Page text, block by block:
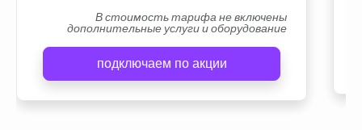
В стоимость тарифа не включены
дополнительные услуги и оборудование
подключаем по акции